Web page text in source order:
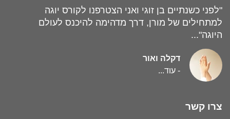
"לפני כשנתיים בן זוגי ואני הצטרפנו לקורס יוגה
למתחילים של מורן, דרך מדהימה להיכנס לעולם
היוגה"...
דקלה ואור
- עוד...
צרו קשר